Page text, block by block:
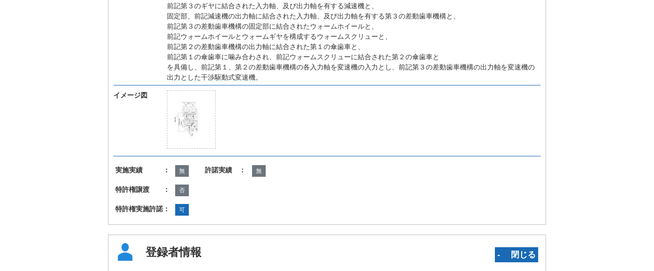
前記第３のギヤに結合された入力軸、及び出力軸を有する減速機と、
固定部、前記減速機の出力軸に結合された入力軸、及び出力軸を有する第３の差動歯車機構と、
前記第３の差動歯車機構の固定部に結合されたウォームホイールと、
前記ウォームホイールとウォームギヤを構成するウォームスクリューと、
前記第２の差動歯車機構の出力軸に結合された第１の傘歯車と、
前記第１の傘歯車に噛み合わされ、前記ウォームスクリューに結合された第２の傘歯車と
を具備し、前記第１、第２の差動歯車機構の各入力軸を変速機の入力とし、前記第３の差動歯車機構の出力軸を変速機の
出力とした干渉駆動式変速機。
イメージ図
実施実績 ： 無 許諾実績 ： 無
特許権譲渡 ： 否
特許権実施許諾： 可
登録者情報 ‐ 閉じる